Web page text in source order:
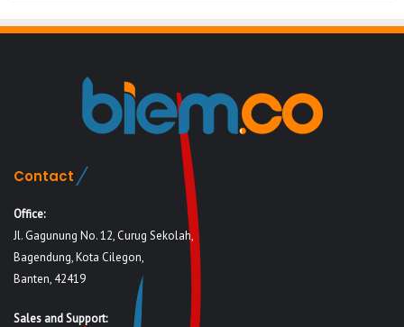
Contact
Office:
Jl. Gagunung No. 12, Curug Sekolah,
Bagendung, Kota Cilegon,
Banten, 42419
Sales and Support: